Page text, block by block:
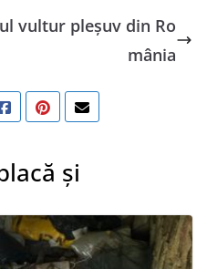
vultur pleșuv din Ro
mânia
și